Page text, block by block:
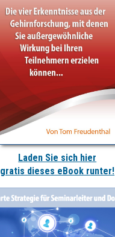
Laden Sie sich hier
gratis dieses eBook runter!